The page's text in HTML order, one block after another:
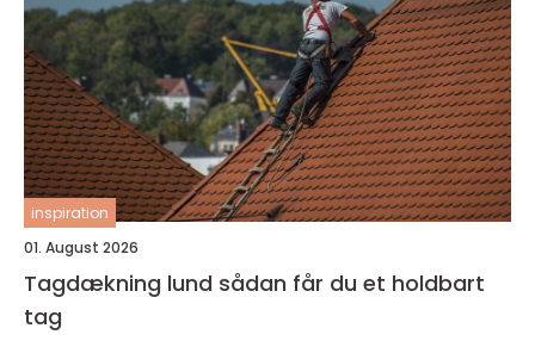
inspiration
01. August 2026
Tagdækning lund sådan får du et holdbart
tag